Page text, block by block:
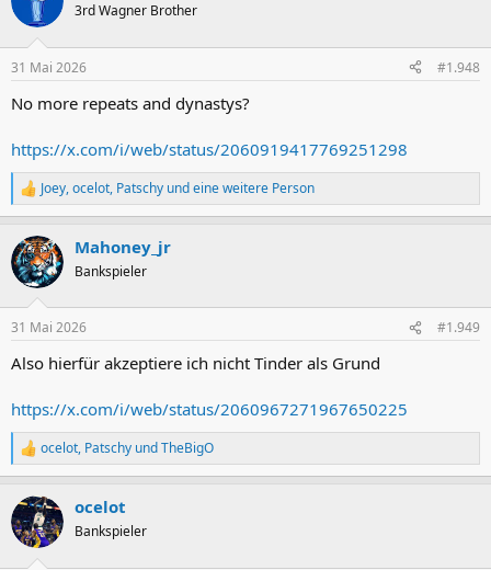
i
e
:
3rd Wagner Brother
31 Mai 2026 #1.948
No more repeats and dynastys?
https://x.com/i/web/status/2060919417769251298
R
e
k
t
i
e
:
Joey,ocelot, Patschy und eine weitere Person
Mahoney_jr
Bankspieler
31 Mai 2026 #1.949
Also hierfür akzeptiere ich nicht Tinder als Grund
https://x.com/i/web/status/2060967271967650225
R
e
k
t
i
ocelot, Patschy undTheBigO
ocelot
Bankspieler